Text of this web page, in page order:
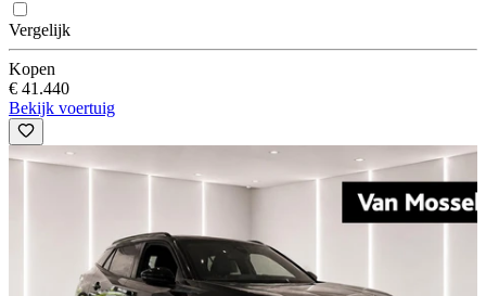
Vergelijk
Kopen
€ 41.440
Bekijk voertuig